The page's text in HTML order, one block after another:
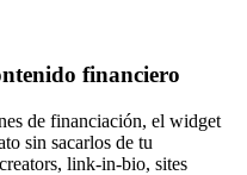
financiero
de financiación, el widget
sin sacarlos de tu
link-in-bio, sites